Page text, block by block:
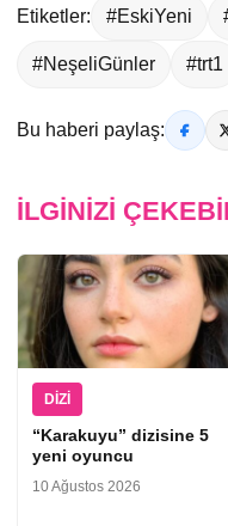
Etiketler: #EskiYeni
#NeşeliGünler #trt1
Bu haberi paylaş:
İLGINIZI
DIZI
“Karakuyu” dizisine 5
yeni oyuncu
10 Ağustos 2026